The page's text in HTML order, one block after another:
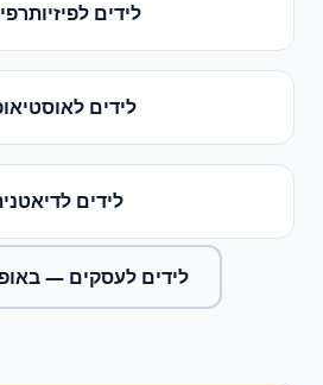
לידים ל
לידים ל
לידים ל
לידים לעסקים —